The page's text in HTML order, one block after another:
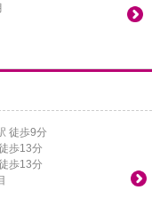
徒歩9分
歩13分
歩13分